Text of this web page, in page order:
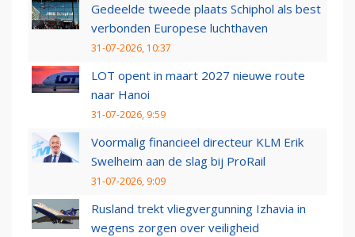
Gedeelde tweede plaats Schiphol als best
verbonden Europese luchthaven
31-07-2026, 10:37
LOT opent in maart 2027 nieuwe route
naar Hanoi
31-07-2026, 9:59
Voormalig financieel directeur KLM Erik
Swelheim aan de slag bij ProRail
31-07-2026, 9:09
Rusland trekt vliegvergunning Izhavia in
wegens zorgen over veiligheid